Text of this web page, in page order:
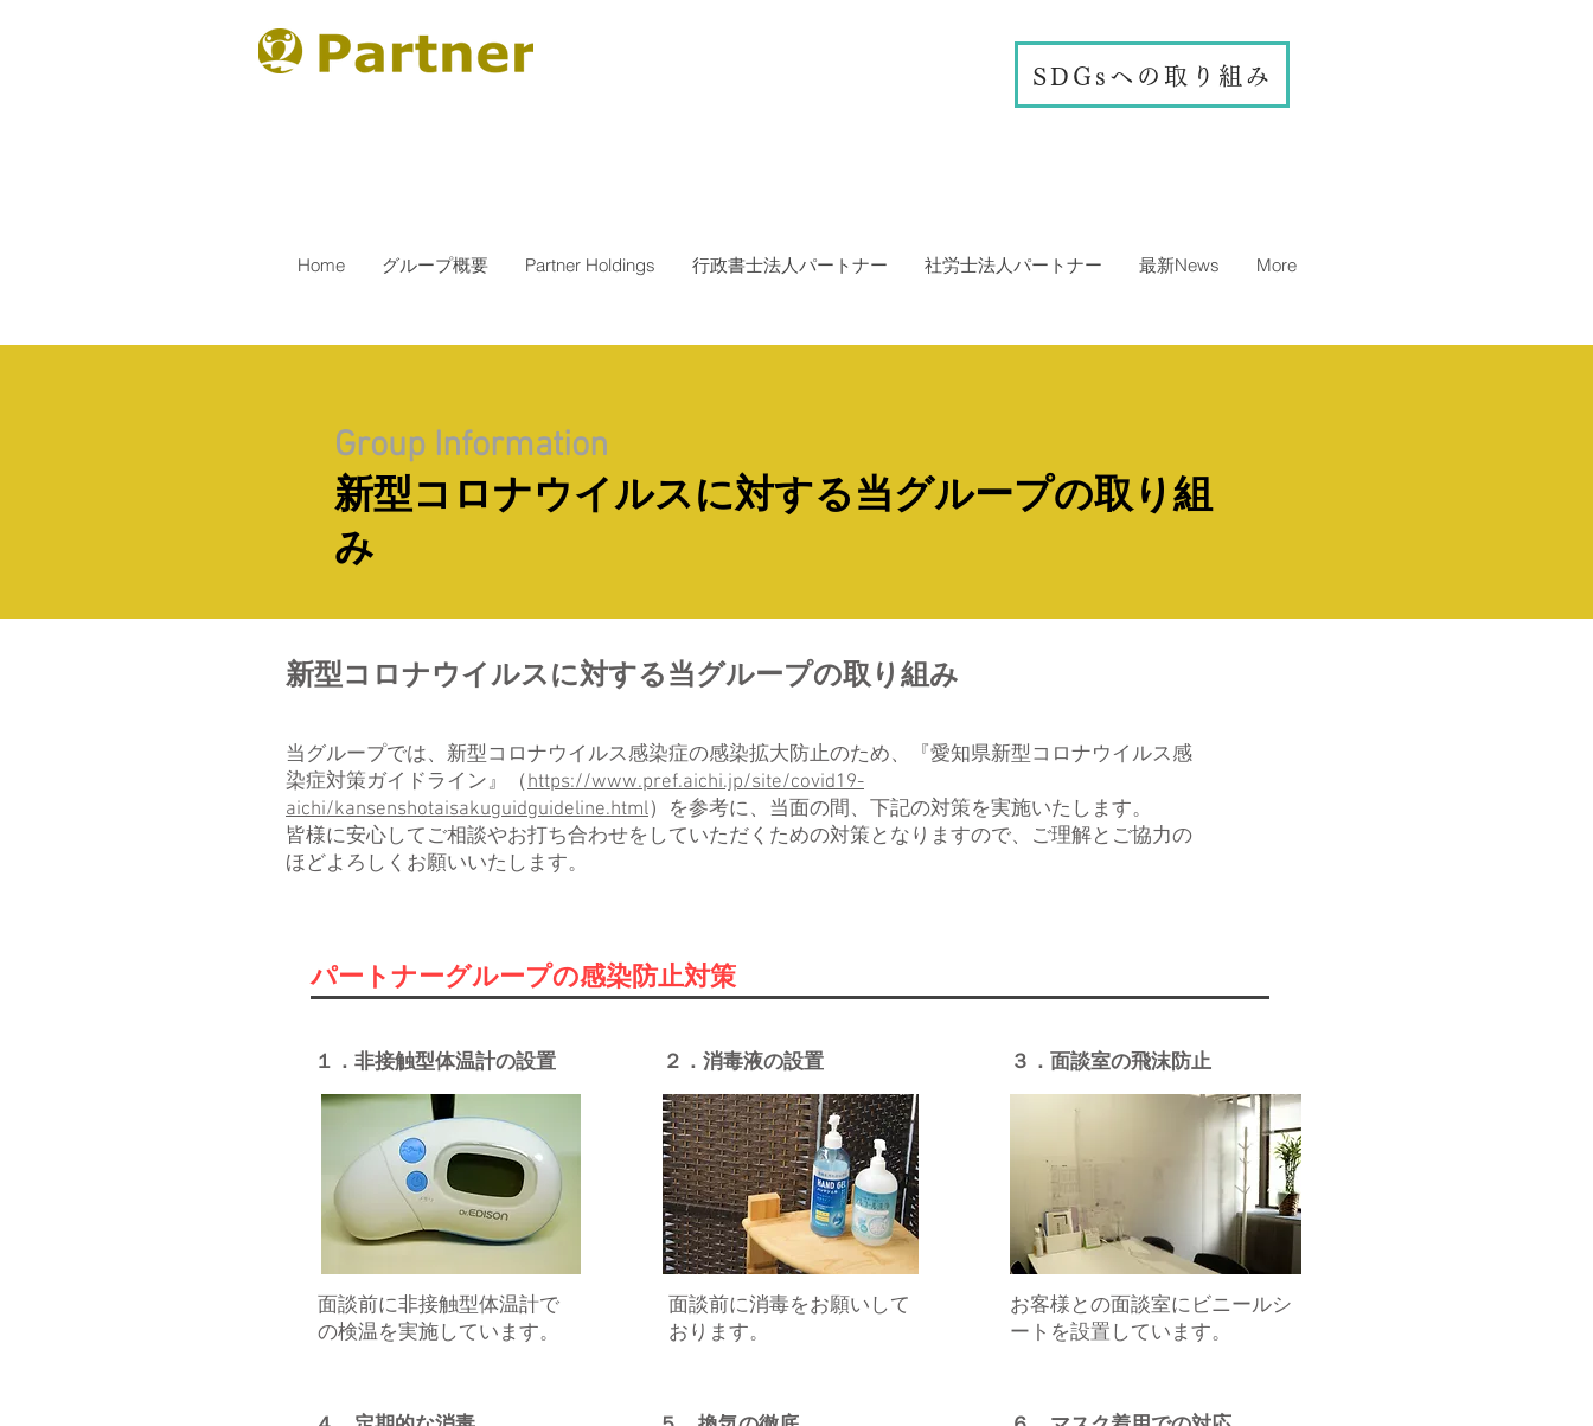
SDGsへの取り組み
Home グループ概要 Partner Holdings 行政書士法人パートナー 社労士法人パートナー 最新News More
Group Information
新型コロナウイルスに対する当グループの取り組
み
新型コロナウイルスに対する当グループの取り組み
当グループでは、新型コロナウイルス感染症の感染拡大防止のため、『愛知県新型コロナウイルス感
染症対策ガイドライン』（https://www.pref.aichi.jp/site/covid19-
aichi/kansenshotaisakuguidguideline.html）を参考に、当面の間、下記の対策を実施いたします。
​皆様に安心してご相談やお打ち合わせをしていただくための対策となりますので、ご理解とご協力の
ほどよろしくお願いいたします。
​パートナーグループの感染防止対策
１．非接触型体温計の設置
面談前に非接触型体温計で
の検温を実施しています。
２．消毒液の設置
​面談前に消毒をお願いして
おります。
３．面談室の飛沫防止
お客様との面談室にビニールシ
ートを設置しています。